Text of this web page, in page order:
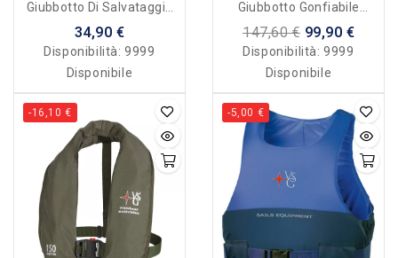
Giubbotto Di Salvataggio
Antille 100 N
34,90 €
Disponibilità:9999
Disponibile
Giubbotto Gonfiabile
Automatico - Skipper 150
N
147,60 € 99,90 €
Disponibilità:9999
Disponibile
-16,10 € -5,00 €